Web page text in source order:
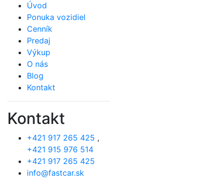
Úvod
Ponuka vozidiel
Cenník
Predaj
Výkup
O nás
Blog
Kontakt
Kontakt
+421 917 265 425 ,
+421 915 976 514
+421 917 265 425
info@fastcar.sk